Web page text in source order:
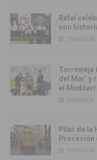
Rafal
con
13/06/2026
Torrevieja
del Mar’ y
el
12/06/2026
Pilar de la
Procesión
11/06/2026